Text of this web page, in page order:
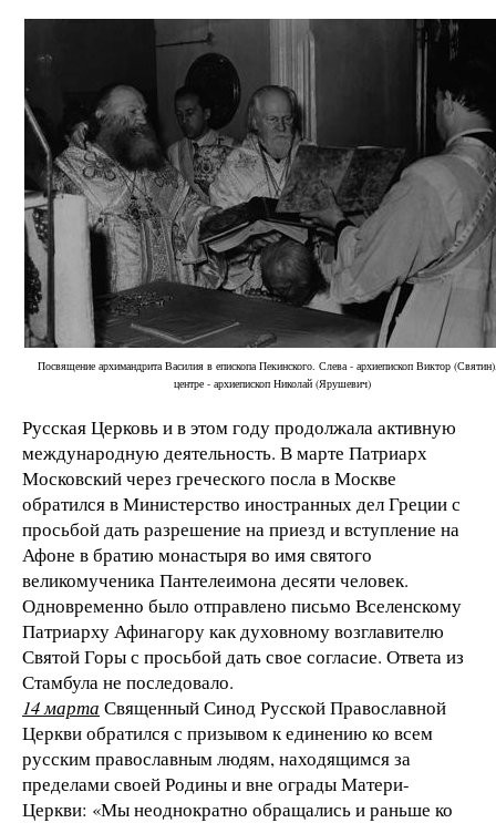
Посвящение архимандрита Василия в епископа Пекинского. Слева - архиепископ Виктор
центре - архиепископ Николай (Ярушевич)
Русская Церковь и в этом году продолжала активную
международную деятельность. В марте Патриарх
Московский через греческого посла в Москве
обратился в Министерство иностранных дел Греции с
просьбой дать разрешение на приезд и вступление на
Афоне в братию монастыря во имя святого
великомученика Пантелеимона десяти человек.
Одновременно было отправлено письмо Вселенскому
Патриарху Афинагору как духовному возглавителю
Святой Горы с просьбой дать свое согласие. Ответа из
Стамбула не последовало.
14 марта Священный Синод Русской Православной
Церкви обратился с призывом к единению ко всем
русским православным людям, находящимся за
пределами своей Родины и вне ограды Матери-
Церкви: «Мы неоднократно обращались и раньше ко